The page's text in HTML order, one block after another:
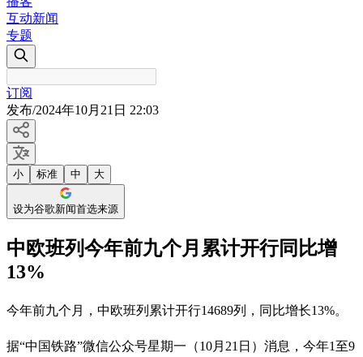
互动新闻
专题
订阅
发布/2024年10月21日 22:03
小 标准 中 大
设为谷歌新闻首选来源
中欧班列今年前九个月累计开行同比增
13%
今年前九个月，中欧班列累计开行14689列，同比增长13%。
据“中国铁路”微信公众号星期一（10月21日）消息，今年1至9